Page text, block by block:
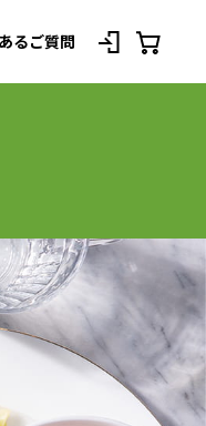
るご質問